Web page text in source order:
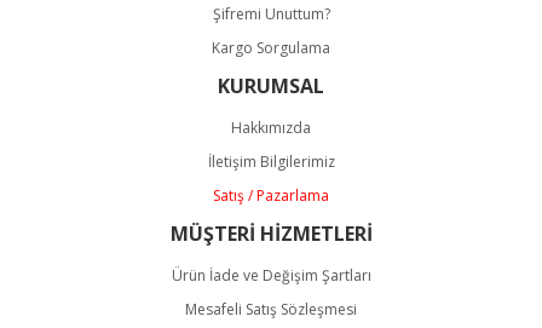
Şifremi Unuttum?
Kargo Sorgulama
KURUMSAL
Hakkımızda
İletişim Bilgilerimiz
Satış / Pazarlama
MÜŞTERİ HİZMETLERİ
Ürün İade ve Değişim Şartları
Mesafeli Satış Sözleşmesi